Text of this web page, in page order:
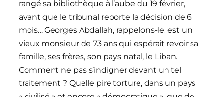
rangé sa bibliothèque à l’aube du 19 février,
avant que le tribunal reporte la décision de 6
mois… Georges Abdallah, rappelons-le, est un
vieux monsieur de 73 ans qui espérait revoir sa
famille, ses frères, son pays natal, le Liban.
Comment ne pas s’indigner devant un tel
traitement ? Quelle pire torture, dans un pays